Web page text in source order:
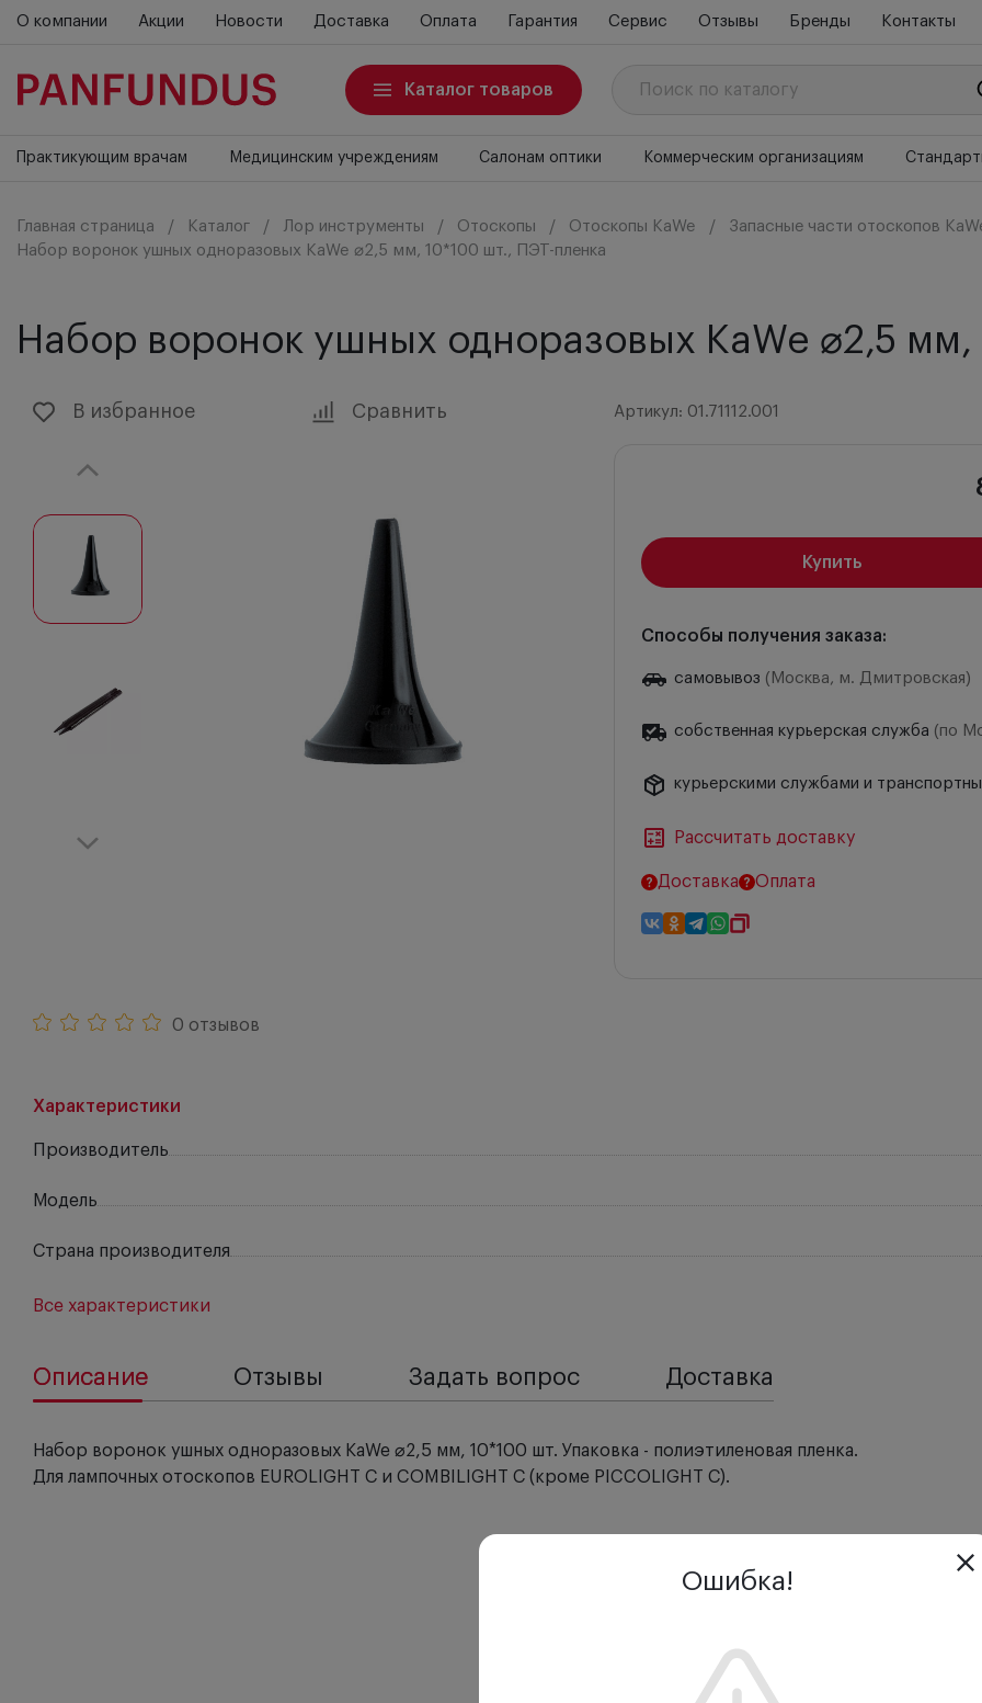
О компании Акции Новости Доставка Оплата Гарантия Сервис Отзывы Бренды Контакты
Каталог товаров
Практикующим врачам Медицинским учреждениям Салонам оптики Коммерческим организациям
Главная страница Каталог Лор инструменты Отоскопы Отоскопы KaWe
Запасные части отоскопов
Набор воронок ушных одноразовых KaWe ⌀2,5 мм, 10*100 шт., ПЭТ-пленка
Набор воронок ушных одноразовых KaWe ⌀2,5
В избранное Сравнить
0 отзывов
Характеристики
Производитель
Модель
Страна производителя
Все характеристики
Артикул: 01.71112.001
Купить
Способы получения заказа:
самовывоз (Москва, м. Дмитровская)
собственная курьерская служба (по
курьерскими службами и
Рассчитать доставку
Доставка Оплата
Описание Отзывы Задать вопрос Доставка
Набор воронок ушных одноразовых KaWe ⌀2,5 мм, 10*100 шт. Упаковка - полиэтиленовая пленка.
Для лампочных отоскопов EUROLIGHT С и COMBILIGHT С (кроме PICCOLIGHT С).
Ошибка!